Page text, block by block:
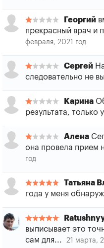
Георгий
прекрасный врач и
февраля, 2021 год
Сергей
следовательно не
Карина
результата, только
Алена
она провела прием
год
Татьяна
года у меня
выписывает это
сам для...
21 марта,